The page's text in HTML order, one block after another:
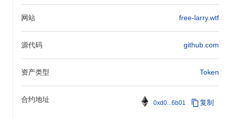
网站 free-larry.wtf
源代码 github.com
资产类型 Token
合约地址 0xd0...6b01 复制
区参与，并确保开发方向与用户利益一致。 生态系统还通过与各种
去中心化应用和平台的战略合作伙伴关系得到了进一步丰富，增强
了互操作性并扩展了用例。LarryCoin还提供了开发者友好的工具，
包括SDK和API，便于第三方应用和服务的集成。这些元素共同为
LarryCoin在加密货币领域的独特角色做出了贡献，使其成为一个多
功能且以社区为驱动的项目。
你可以用LarryCoin做什么？
LarryCoin在其生态系统内提供多种实用功能。LARRY代币主要用